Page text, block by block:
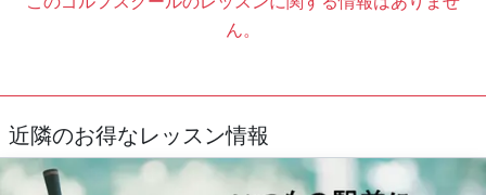
ん。
近隣のお得なレッスン情報